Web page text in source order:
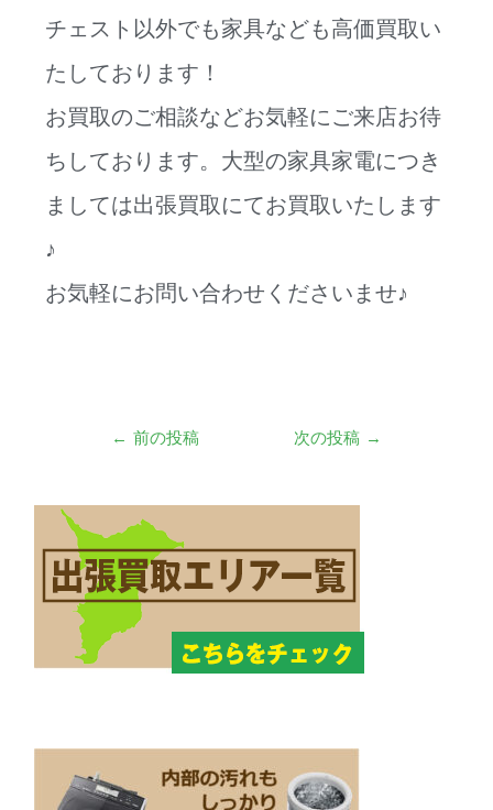
チェスト以外でも家具なども高価買取い
たしております！
お買取のご相談などお気軽にご来店お待
ちしております。大型の家具家電につき
ましては出張買取にてお買取いたします
♪
お気軽にお問い合わせくださいませ♪
← 前の投稿 次の投稿 →